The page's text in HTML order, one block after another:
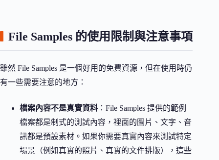
File Samples 的使用限制與注意事項
雖然 File Samples 是一個好用的免費資源，但在使用時仍
有一些需要注意的地方：
檔案內容不是真實資料 ：File Samples 提供的範例
檔案都是制式的測試內容，裡面的圖片、文字、音
訊都是預設素材。如果你需要真實內容來測試特定
場景（例如真實的照片、真實的文件排版），這些